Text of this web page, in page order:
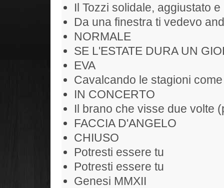
Il Tozzi solidale, aggiustato
Da una finestra ti vedevo
NORMALE
SE L'ESTATE DURA UN
EVA
Cavalcando le stagioni
IN CONCERTO
Il brano che visse due volte
FACCIA D'ANGELO
CHIUSO
Potresti essere tu
Potresti essere tu
Genesi MMXII